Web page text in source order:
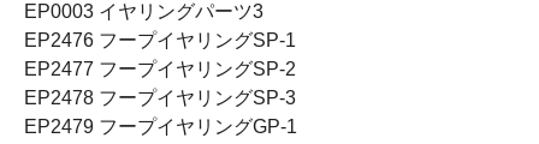
EP0003 イヤリングパーツ3
EP2476 フープイヤリングSP-1
EP2477 フープイヤリングSP-2
EP2478 フープイヤリングSP-3
EP2479 フープイヤリングGP-1